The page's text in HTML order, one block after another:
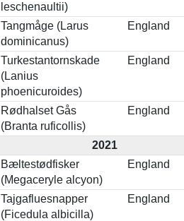
leschenaultii)
Tangmåge (Larus
dominicanus)
England
Turkestantornskade
(Lanius
phoenicuroides)
England
Rødhalset Gås
(Branta ruficollis)
England
2021
Bæltestødfisker
(Megaceryle alcyon)
England
Tajgafluesnapper
(Ficedula albicilla)
England